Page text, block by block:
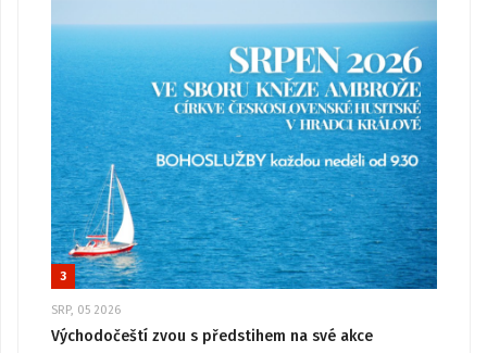
3
SRP, 05 2026
Východočeští zvou s předstihem na své akce